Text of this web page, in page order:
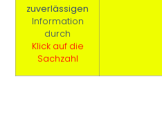
zuverlässigen
Information
durch
Klick auf die
Sachzahl